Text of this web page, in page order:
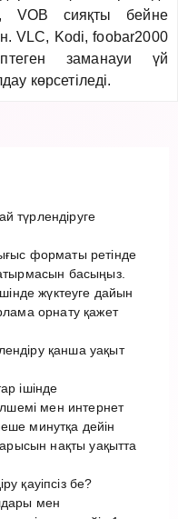
VOB сияқты бейне
VLC, Kodi, foobar2000
заманауи үй
көрсетіледі.
түрлендіруге
форматы ретінде
басыңыз.
жүктеуге дайын
орнату қажет
қанша уақыт
ішінде
мен интернет
минутқа дейін
нақты уақытта
қауіпсіз бе?
мен